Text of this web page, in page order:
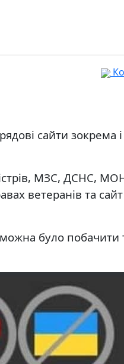
сайти зокрема
МЗС, ДСНС,
ветеранів та сайт
було побачити